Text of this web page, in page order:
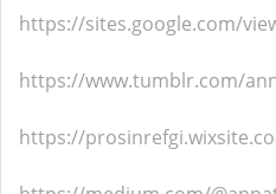
https://sites.google.com/
https://www.tumblr.com/
https://